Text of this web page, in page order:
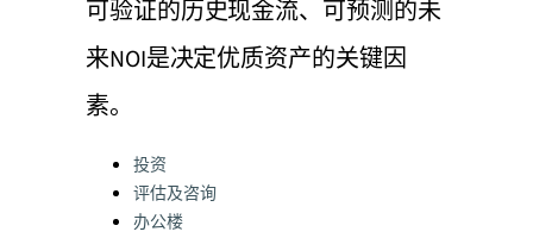
可验证的历史现金流、可预测的未
来NOI是决定优质资产的关键因
素。
Categories:
投资
评估及咨询
办公楼